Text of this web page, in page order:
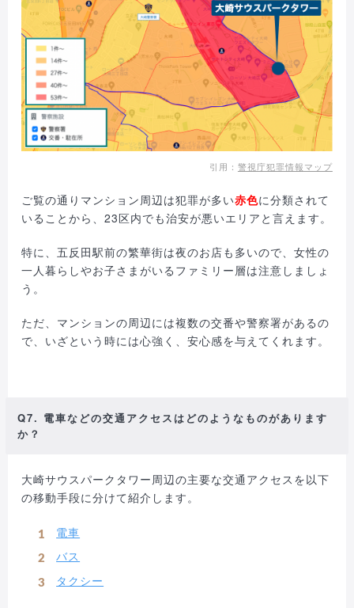
引用： 警視庁犯罪情報マップ
ご覧の通りマンション周辺は犯罪が多い赤色に分類されて
いることから、23区内でも治安が悪いエリアと言えます。
特に、五反田駅前の繁華街は夜のお店も多いので、女性の
一人暮らしやお子さまがいるファミリー層は注意しましょ
う。
ただ、マンションの周辺には複数の交番や警察署があるの
で、いざという時には心強く、安心感を与えてくれます。
Q7. 電車などの交通アクセスはどのようなものがあります
か？
大崎サウスパークタワー周辺の主要な交通アクセスを以下
の移動手段に分けて紹介します。
電車
バス
タクシー